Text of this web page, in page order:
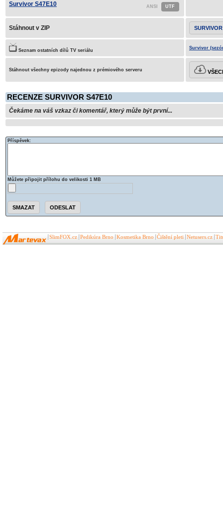
Survivor S47E10
Stáhnout v ZIP
Seznam ostatních dílů TV seriálu Survivor
Stáhnout všechny epizody najednou z prémiového serveru
RECENZE SURVIVOR S47E10
Čekáme na váš vzkaz či komentář, který může být první...
Příspěvek:
Můžete připojit přílohu do velikosti 1 MB
SlimFOX.cz Pedikúra Brno Kosmetika Brno Čištění pleti Netusers.cz